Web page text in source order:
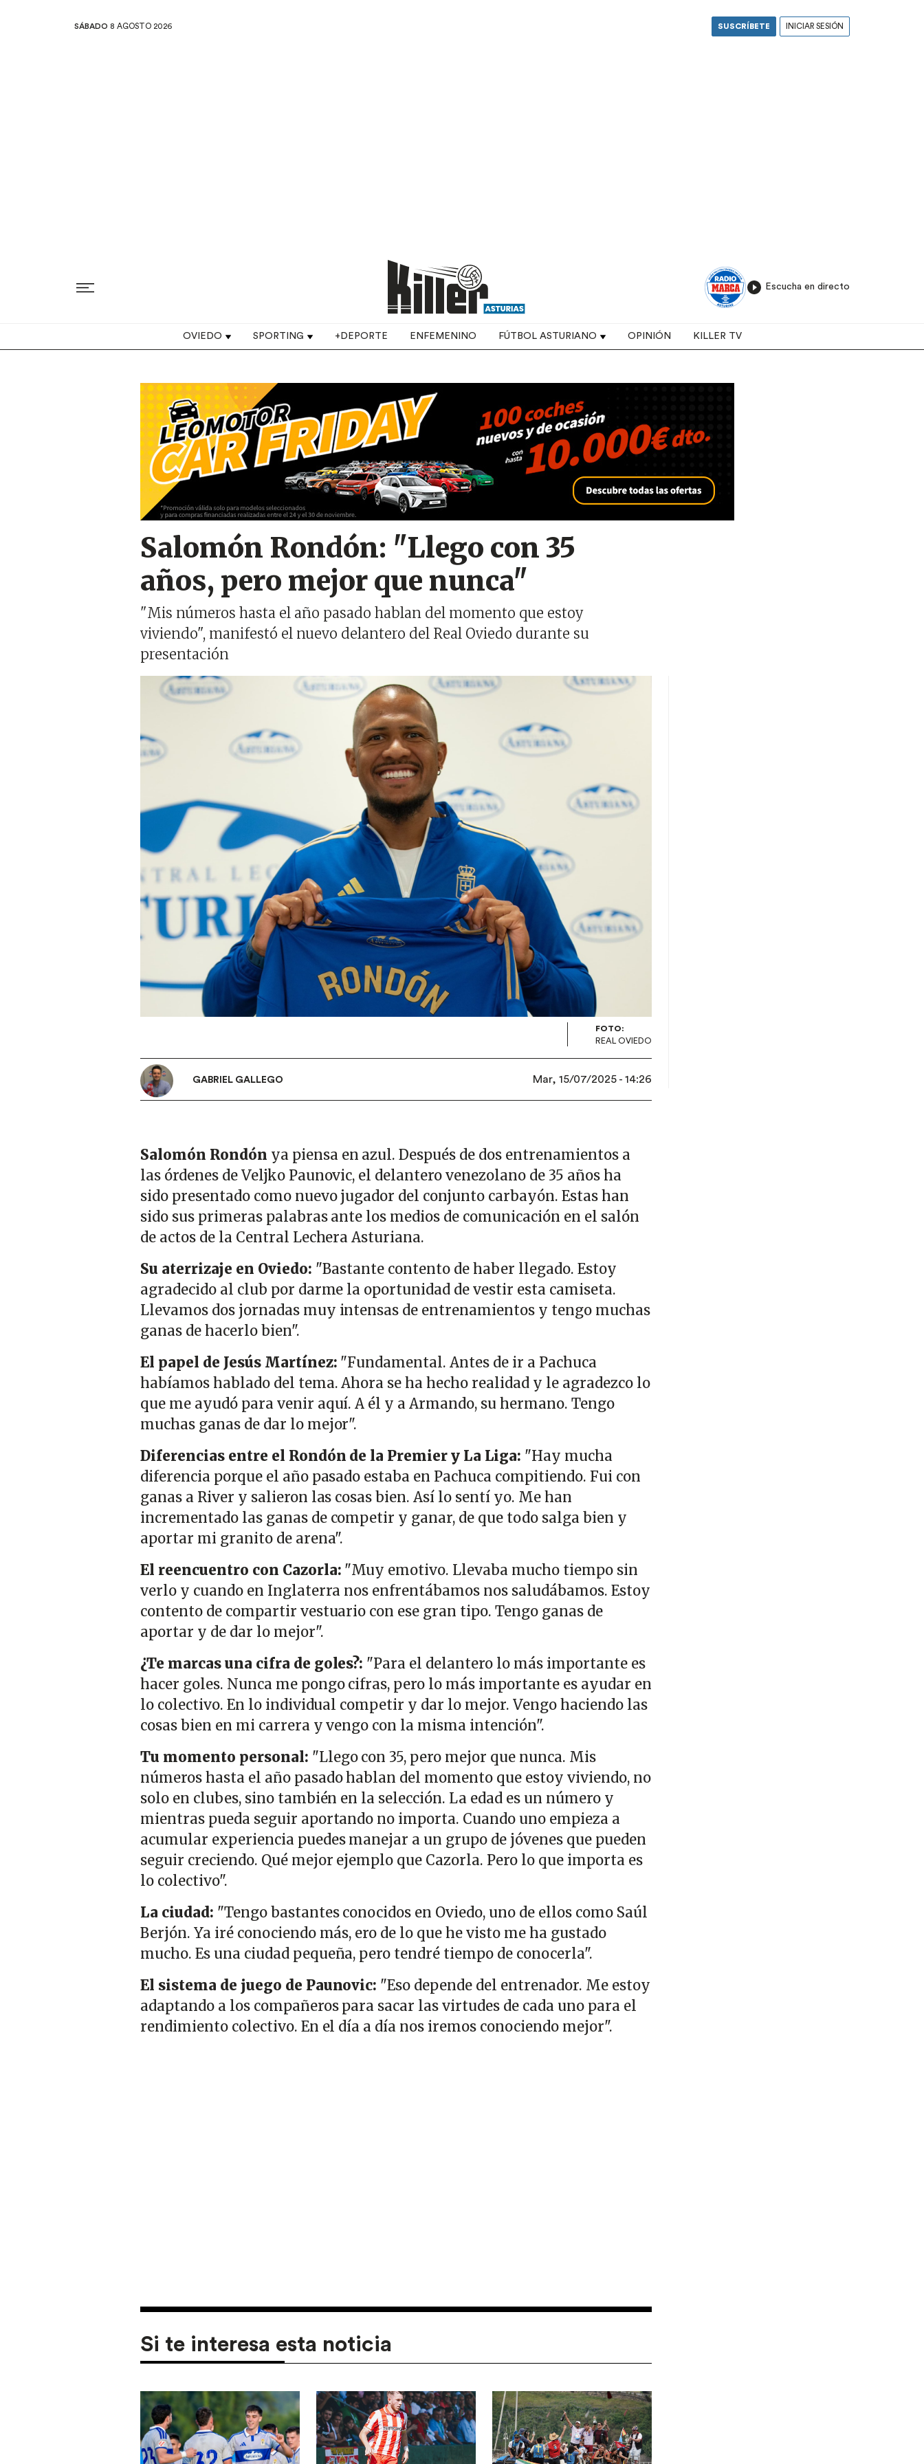
SÁBADO 8 AGOSTO 2026 SUSCRÍBETE INICIAR SESIÓN
Escucha en directo
Top navigation
OVIEDO SPORTING +DEPORTE ENFEMENINO FÚTBOL ASTURIANO OPINIÓN KILLER TV
Image
Salomón Rondón: "Llego con 35
años, pero mejor que nunca"
"Mis números hasta el año pasado hablan del momento que estoy
viviendo", manifestó el nuevo delantero del Real Oviedo durante su
presentación
Imagen
FOTO:
REAL OVIEDO
GABRIEL GALLEGO Mar, 15/07/2025 - 14:26
Salomón Rondón ya piensa en azul. Después de dos entrenamientos a
las órdenes de Veljko Paunovic, el delantero venezolano de 35 años ha
sido presentado como nuevo jugador del conjunto carbayón. Estas han
sido sus primeras palabras ante los medios de comunicación en el salón
de actos de la Central Lechera Asturiana.
Su aterrizaje en Oviedo: "Bastante contento de haber llegado. Estoy
agradecido al club por darme la oportunidad de vestir esta camiseta.
Llevamos dos jornadas muy intensas de entrenamientos y tengo muchas
ganas de hacerlo bien".
El papel de Jesús Martínez: "Fundamental. Antes de ir a Pachuca
habíamos hablado del tema. Ahora se ha hecho realidad y le agradezco lo
que me ayudó para venir aquí. A él y a Armando, su hermano. Tengo
muchas ganas de dar lo mejor".
Diferencias entre el Rondón de la Premier y La Liga: "Hay mucha
diferencia porque el año pasado estaba en Pachuca compitiendo. Fui con
ganas a River y salieron las cosas bien. Así lo sentí yo. Me han
incrementado las ganas de competir y ganar, de que todo salga bien y
aportar mi granito de arena".
El reencuentro con Cazorla: "Muy emotivo. Llevaba mucho tiempo sin
verlo y cuando en Inglaterra nos enfrentábamos nos saludábamos. Estoy
contento de compartir vestuario con ese gran tipo. Tengo ganas de
aportar y de dar lo mejor".
¿Te marcas una cifra de goles?: "Para el delantero lo más importante es
hacer goles. Nunca me pongo cifras, pero lo más importante es ayudar en
lo colectivo. En lo individual competir y dar lo mejor. Vengo haciendo las
cosas bien en mi carrera y vengo con la misma intención".
Tu momento personal: "Llego con 35, pero mejor que nunca. Mis
números hasta el año pasado hablan del momento que estoy viviendo, no
solo en clubes, sino también en la selección. La edad es un número y
mientras pueda seguir aportando no importa. Cuando uno empieza a
acumular experiencia puedes manejar a un grupo de jóvenes que pueden
seguir creciendo. Qué mejor ejemplo que Cazorla. Pero lo que importa es
lo colectivo".
La ciudad: "Tengo bastantes conocidos en Oviedo, uno de ellos como Saúl
Berjón. Ya iré conociendo más, ero de lo que he visto me ha gustado
mucho. Es una ciudad pequeña, pero tendré tiempo de conocerla".
El sistema de juego de Paunovic: "Eso depende del entrenador. Me estoy
adaptando a los compañeros para sacar las virtudes de cada uno para el
rendimiento colectivo. En el día a día nos iremos conociendo mejor".
Si te interesa esta noticia